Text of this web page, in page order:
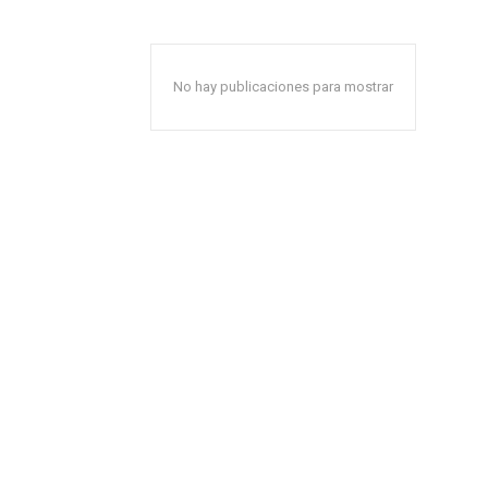
No hay publicaciones para mostrar